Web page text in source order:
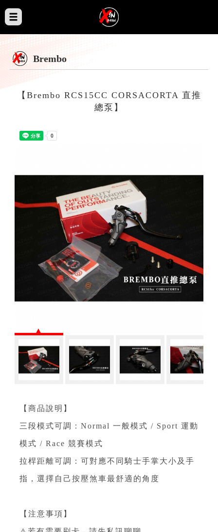
Brembo
【Brembo RCS15CC CORSACORTA 直推
總泵】
【商品說明】
三段模式可調：Normal 一般模式 / Sport 運動
模式 / Race 競賽模式⁣
拉桿距離可調：可對應不同騎士手掌大小及手
指，選擇自己按壓煞車最舒適的角度⁣
【注意事項】